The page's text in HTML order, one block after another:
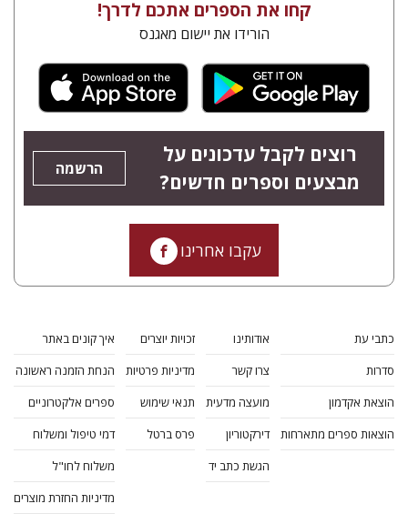
קחו את הספרים אתכם לדרך!
הורידו את יישום מאגנס
רוצים לקבל עדכונים על
מבצעים וספרים חדשים?
הרשמה
עקבו אחרינו
כתבי עת
סדרות
הוצאת אקדמון
הוצאות ספרים מתארחות
אודותינו
צרו קשר
מועצה מדעית
דירקטוריון
הגשת כתב יד
זכויות יוצרים
מדיניות פרטיות
תנאי שימוש
פרס ברטל
איך קונים באתר
הנחת הזמנה ראשונה
ספרים אלקטרוניים
דמי טיפול ומשלוח
משלוח לחו"ל
מדיניות החזרת מוצרים